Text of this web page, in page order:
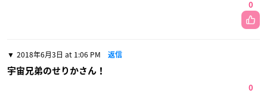
0
2018年6月3日 at 1:06 PM 返信
宇宙兄弟のせりかさん！
0